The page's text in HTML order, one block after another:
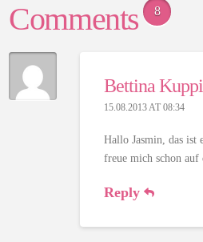
Comments 8
Bettina
15.08.2013 AT 08:34
Hallo Jasmin, das ist
freue mich schon auf
Reply